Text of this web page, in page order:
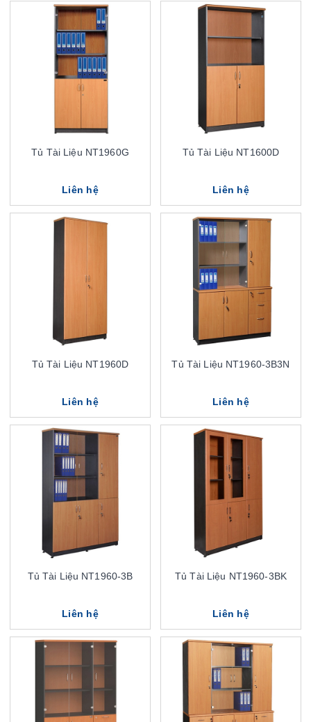
Tủ Tài Liệu NT1960G
Liên hệ
Tủ Tài Liệu NT1600D
Liên hệ
Tủ Tài Liệu NT1960D
Liên hệ
Tủ Tài Liệu NT1960-3B3N
Liên hệ
Tủ Tài Liệu NT1960-3B
Liên hệ
Tủ Tài Liệu NT1960-3BK
Liên hệ